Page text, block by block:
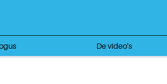
De video's